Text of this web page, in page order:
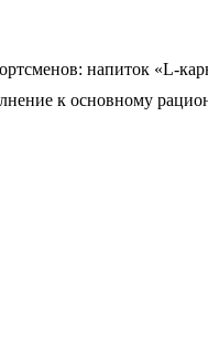
напиток «L-
к основному